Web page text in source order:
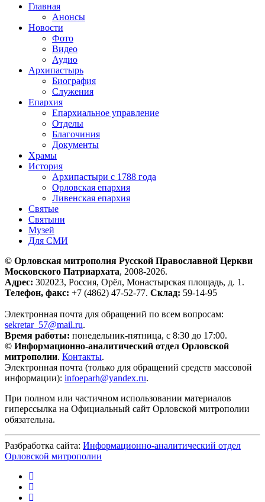
Главная
Анонсы
Новости
Фото
Видео
Аудио
Архипастырь
Биография
Служения
Епархия
Епархиальное управление
Отделы
Благочиния
Документы
Храмы
История
Архипастыри с 1788 года
Орловская епархия
Ливенская епархия
Святые
Святыни
Музей
Для СМИ
© Орловская митрополия Русской Православной Церкви
Московского Патриархата, 2008-2026.
Адрес: 302023, Россия, Орёл, Монастырская площадь, д. 1.
Телефон, факс: +7 (4862) 47-52-77. Склад: 59-14-95
Электронная почта для обращений по всем вопросам:
sekretar_57@mail.ru.
Время работы: понедельник-пятница, с 8:30 до 17:00.
© Информационно-аналитический отдел Орловской
митрополии. Контакты.
Электронная почта (только для обращений средств массовой
информации): infoeparh@yandex.ru.
При полном или частичном использовании материалов
гиперссылка на Официальный сайт Орловской митрополии
обязательна.
Разбработка сайта: Информационно-аналитический отдел
Орловской митрополии